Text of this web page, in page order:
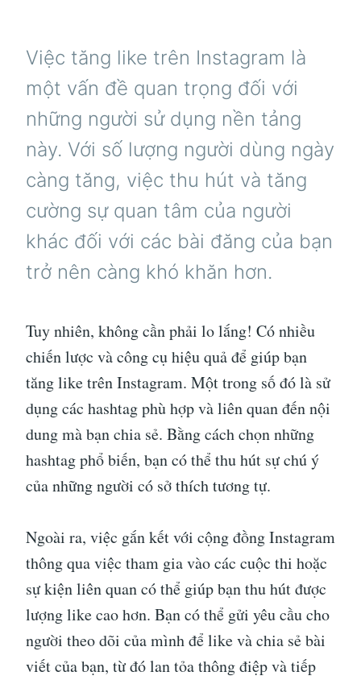
Việc tăng like trên Instagram là
một vấn đề quan trọng đối với
những người sử dụng nền tảng
này. Với số lượng người dùng ngày
càng tăng, việc thu hút và tăng
cường sự quan tâm của người
khác đối với các bài đăng của bạn
trở nên càng khó khăn hơn.
Tuy nhiên, không cần phải lo lắng! Có nhiều
chiến lược và công cụ hiệu quả để giúp bạn
tăng like trên Instagram. Một trong số đó là sử
dụng các hashtag phù hợp và liên quan đến nội
dung mà bạn chia sẻ. Bằng cách chọn những
hashtag phổ biến, bạn có thể thu hút sự chú ý
của những người có sở thích tương tự.
Ngoài ra, việc gắn kết với cộng đồng Instagram
thông qua việc tham gia vào các cuộc thi hoặc
sự kiện liên quan có thể giúp bạn thu hút được
lượng like cao hơn. Bạn có thể gửi yêu cầu cho
người theo dõi của mình để like và chia sẻ bài
viết của bạn, từ đó lan tỏa thông điệp và tiếp